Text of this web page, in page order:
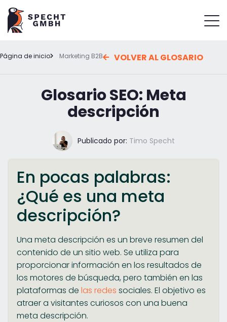
Página de inicio Marketing B2B VOLVER AL GLOSARIO
Glosario SEO: Meta
descripción
Publicado por: Timo Specht
En pocas palabras:
¿Qué es una meta
descripción?
Una meta descripción es un breve resumen del
contenido de un sitio web. Se utiliza para
proporcionar información en los resultados de
los motores de búsqueda, pero también en las
plataformas de las redes sociales. El objetivo es
atraer a visitantes curiosos con una buena
meta descripción.